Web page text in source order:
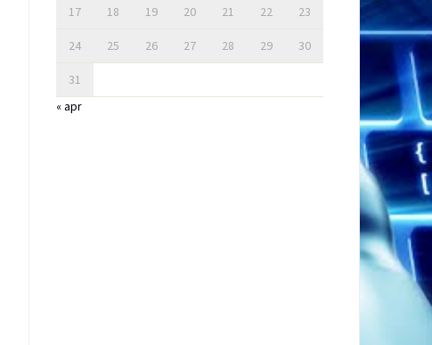
17 18 19 20 21 22 23
24 25 26 27 28 29 30
31
« apr